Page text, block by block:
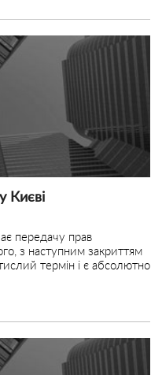
Києві
передачу прав
з наступним закриттям
термін і є абсолютно